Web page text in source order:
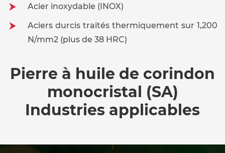
Acier inoxydable (INOX)
Aciers durcis traités thermiquement sur 1,200
N/mm2 (plus de 38 HRC)
Pierre à huile de corindon
monocristal (SA)
Industries applicables